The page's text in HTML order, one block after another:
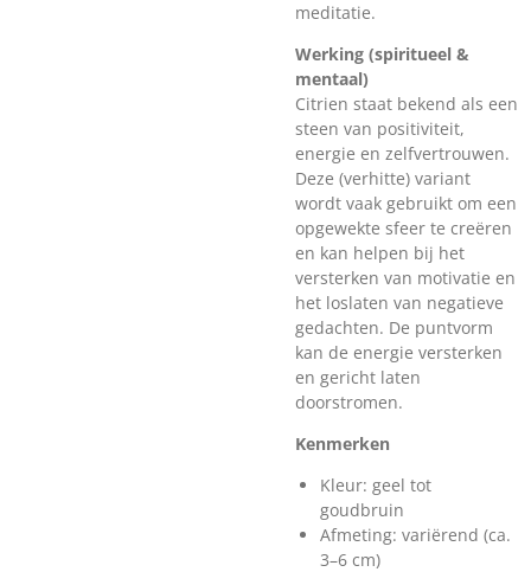
meditatie.
Werking (spiritueel &
mentaal)
Citrien staat bekend als een
steen van positiviteit,
energie en zelfvertrouwen.
Deze (verhitte) variant
wordt vaak gebruikt om een
opgewekte sfeer te creëren
en kan helpen bij het
versterken van motivatie en
het loslaten van negatieve
gedachten. De puntvorm
kan de energie versterken
en gericht laten
doorstromen.
Kenmerken
Kleur: geel tot
goudbruin
Afmeting: variërend (ca.
3–6 cm)